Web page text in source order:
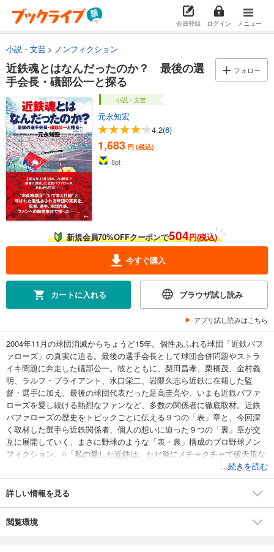
会員登録 ログイン メニュー
小説・文芸 ノンフィクション
近鉄魂とはなんだったのか？ 最後の選
手会長・礒部公一と探る
フォロー
小説・文芸
元永知宏
4.2(6)
1,683 円 (税込)
8pt
新規会員70%OFFクーポンで504円(税込)
今すぐ購入
カートに入れる ブラウザ試し読み
アプリ試し読みはこちら
2004年11月の球団消滅からちょうど15年。個性あふれる球団「近鉄バフ
ァローズ」の真実に迫る。最後の選手会長として球団合併問題やストラ
イキ問題に奔走した礒部公一。彼とともに、梨田昌孝、栗橋茂、金村義
明、ラルフ・ブライアント、水口栄二、岩隈久志ら近鉄に在籍した監
督・選手に加え、最後の球団代表だった足高圭亮や、いまも近鉄バファ
ローズを愛し続ける熱烈なファンなど、多数の関係者に徹底取材。近鉄
バファローズの歴史をトピックごとに伝える９つの「表」章と、今回深
く取材した選手ら近鉄関係者、個人の想いに迫った９つの「裏」章が交
互に展開していく、まさに野球のような「表・裏」構成のプロ野球ノン
フィクション。○「私の愛した近鉄は、ただ単にメチャクチャで破天荒な
球団だったわけではなく、恐ろしいほどの練習量を誇り、先輩を敬い、
伝統を大切にし、同僚を尊重する、今思えば理想的な球団だったのかも
しれません。元永氏との取材を通じて、もう一度あの時代を振り返るこ
にも、あのときの歴史を改めて知ってほしいです」（礒部公一）
...続きを読む
詳しい情報を見る
閲覧環境